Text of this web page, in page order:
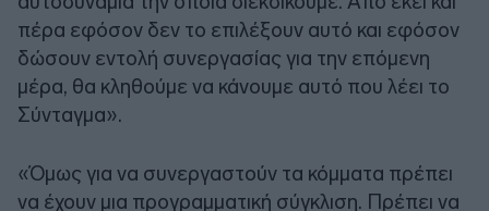
πέρα εφόσον δεν το επιλέξουν αυτό και εφόσον
δώσουν εντολή συνεργασίας για την επόμενη
μέρα, θα κληθούμε να κάνουμε αυτό που λέει το
Σύνταγμα».
«Όμως για να συνεργαστούν τα κόμματα πρέπει
να έχουν μια προγραμματική σύγκλιση. Πρέπει να